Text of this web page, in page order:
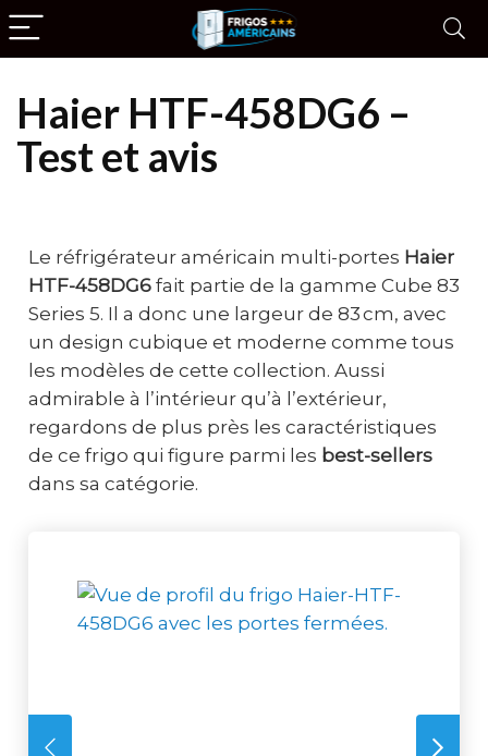
Haier HTF-458DG6 –
Test et avis
Le réfrigérateur américain multi-portes Haier
HTF-458DG6fait partie de la gamme Cube 83
Series 5. Il a donc une largeur de 83 cm, avec
un design cubique et moderne comme tous
les modèles de cette collection. Aussi
admirable à l’intérieur qu’à l’extérieur,
regardons de plus près les caractéristiques
de ce frigo qui figure parmi les best-sellers
dans sa catégorie.